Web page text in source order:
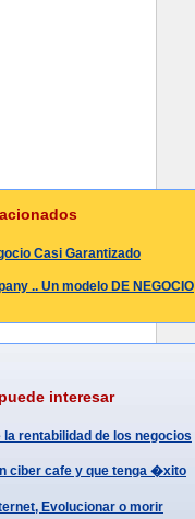
Casi Garantizado
.. Un modelo DE NEGOCIO
interesar
la rentabilidad de los negocios
ciber cafe y que tenga �xito
Evolucionar o morir